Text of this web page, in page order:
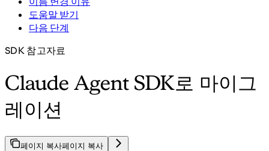
도움말 받기
다음 단계
SDK 참고자료
Claude Agent SDK로 마이그
레이션
페이지 복사페이지 복사